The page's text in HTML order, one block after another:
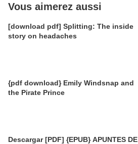
Vous aimerez aussi
[download pdf] Splitting: The inside
story on headaches
{pdf download} Emily Windsnap and
the Pirate Prince
Descargar [PDF] {EPUB} APUNTES DE